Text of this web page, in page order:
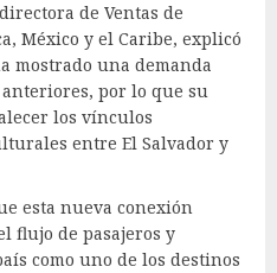
de Ventas de
México y el Caribe, explicó
mostrado una demanda
por lo que su
los vínculos
entre El Salvador y
esta nueva conexión
flujo de pasajeros y
como uno de los destinos